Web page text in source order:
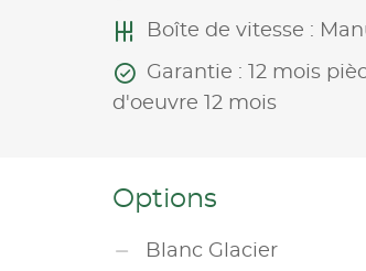
Boîte de vitesse :
Garantie : 12 mois
d'oeuvre 12 mois
Options
Blanc Glacier